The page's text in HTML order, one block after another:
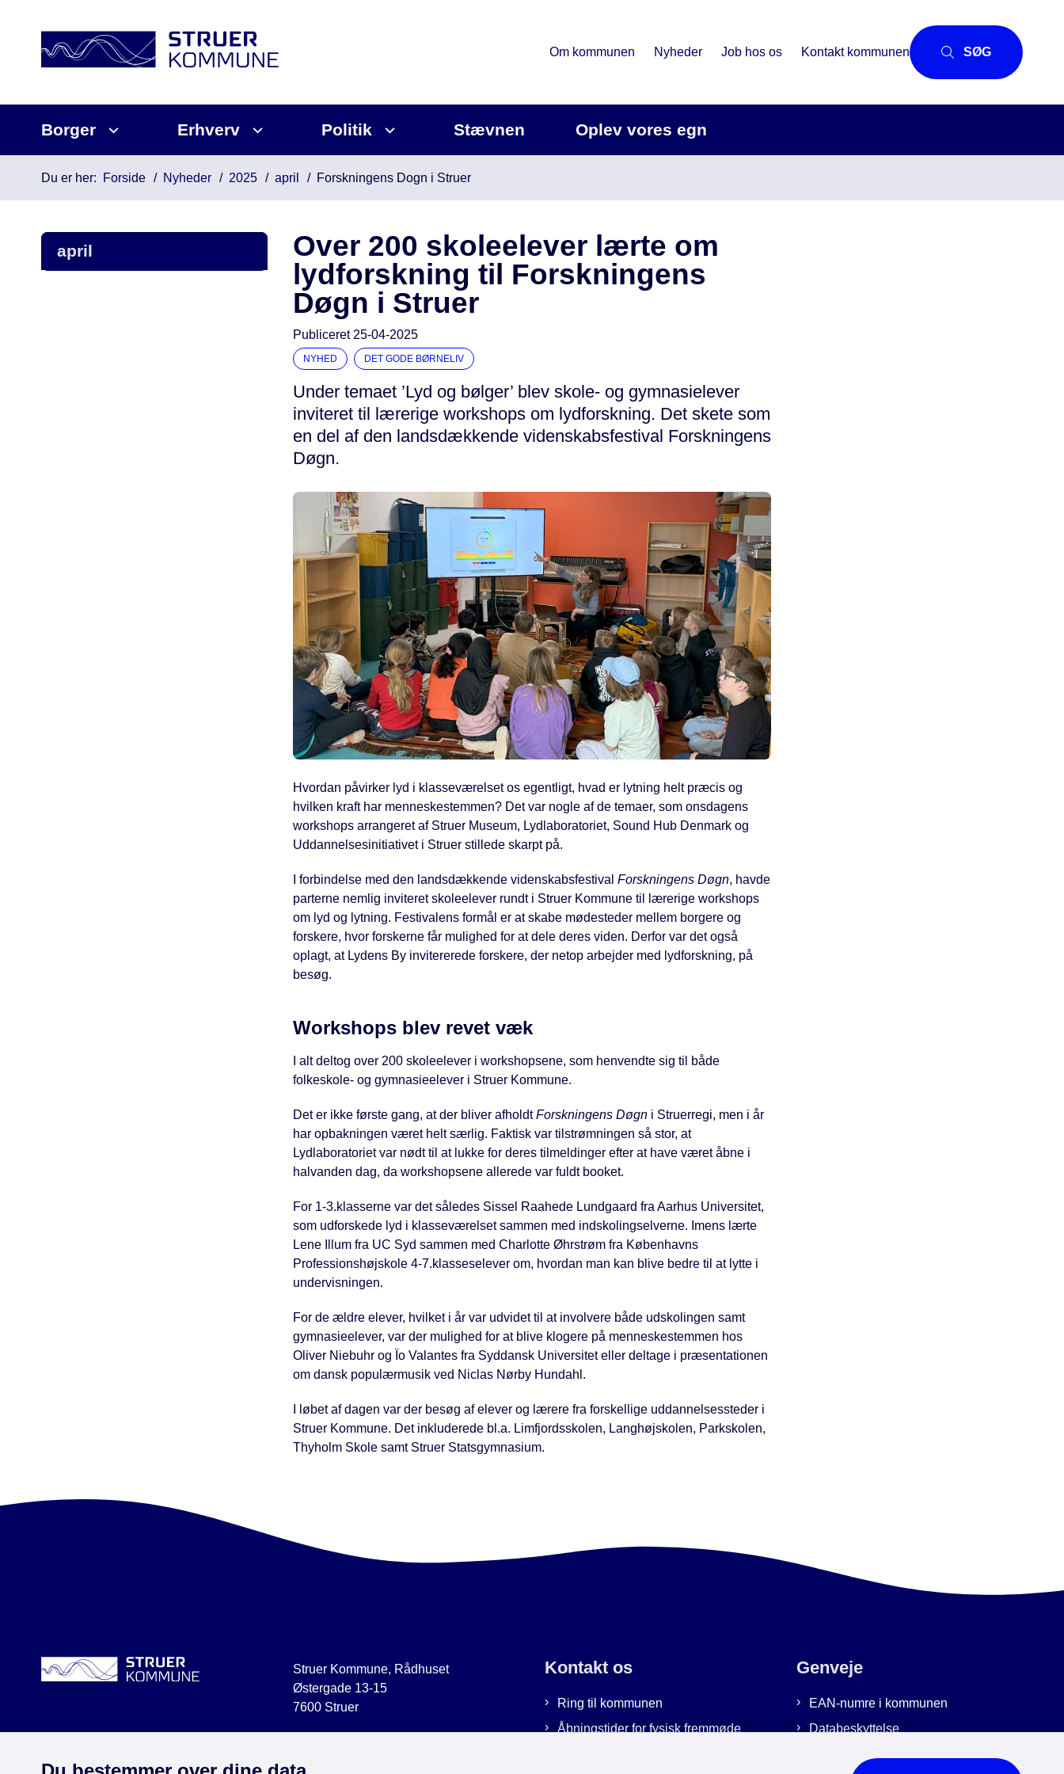
Om kommunen Nyheder Job hos os Kontakt kommunen SØG
Borger Erhverv Politik Stævnen Oplev vores egn
Du er her: Forside Nyheder 2025 april Forskningens Dogn i Struer
april
Over 200 skoleelever lærte om
lydforskning til Forskningens
Døgn i Struer
Publiceret 25-04-2025
NYHED DET GODE BØRNELIV
Under temaet ’Lyd og bølger’ blev skole- og gymnasielever
inviteret til lærerige workshops om lydforskning. Det skete som
en del af den landsdækkende videnskabsfestival Forskningens
Døgn.
Hvordan påvirker lyd i klasseværelset os egentligt, hvad er lytning helt præcis og
hvilken kraft har menneskestemmen? Det var nogle af de temaer, som onsdagens
workshops arrangeret af Struer Museum, Lydlaboratoriet, Sound Hub Denmark og
Uddannelsesinitiativet i Struer stillede skarpt på.
I forbindelse med den landsdækkende videnskabsfestival Forskningens Døgn, havde
parterne nemlig inviteret skoleelever rundt i Struer Kommune til lærerige workshops
om lyd og lytning. Festivalens formål er at skabe mødesteder mellem borgere og
forskere, hvor forskerne får mulighed for at dele deres viden. Derfor var det også
oplagt, at Lydens By invitererede forskere, der netop arbejder med lydforskning, på
besøg.
Workshops blev revet væk
I alt deltog over 200 skoleelever i workshopsene, som henvendte sig til både
folkeskole- og gymnasieelever i Struer Kommune.
Det er ikke første gang, at der bliver afholdtForskningens Døgn i Struerregi, men i år
har opbakningen været helt særlig. Faktisk var tilstrømningen så stor, at
Lydlaboratoriet var nødt til at lukke for deres tilmeldinger efter at have været åbne i
halvanden dag, da workshopsene allerede var fuldt booket.
For 1-3.klasserne var det således Sissel Raahede Lundgaard fra Aarhus Universitet,
som udforskede lyd i klasseværelset sammen med indskolingselverne. Imens lærte
Lene Illum fra UC Syd sammen med Charlotte Øhrstrøm fra Københavns
Professionshøjskole 4-7.klasseselever om, hvordan man kan blive bedre til at lytte i
undervisningen.
For de ældre elever, hvilket i år var udvidet til at involvere både udskolingen samt
gymnasieelever, var der mulighed for at blive klogere på menneskestemmen hos
Oliver Niebuhr og Ïo Valantes fra Syddansk Universitet eller deltage i præsentationen
om dansk populærmusik ved Niclas Nørby Hundahl.
I løbet af dagen var der besøg af elever og lærere fra forskellige uddannelsessteder i
Struer Kommune. Det inkluderede bl.a. Limfjordsskolen, Langhøjskolen, Parkskolen,
Thyholm Skole samt Struer Statsgymnasium.
Struer Kommune, Rådhuset
Østergade 13-15
7600 Struer
Kontakt os
Ring til kommunen
Åbningstider for fysisk fremmøde
Genveje
EAN-numre i kommunen
Databeskyttelse